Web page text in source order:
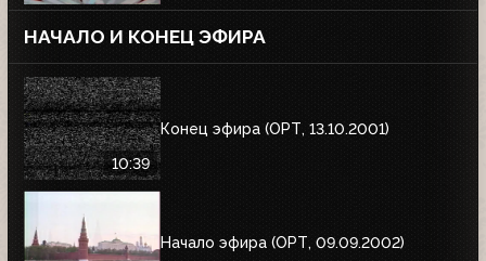
НАЧАЛО И КОНЕЦ ЭФИРА
10:39
Конец эфира (ОРТ, 13.10.2001)
Начало эфира (ОРТ, 09.09.2002)